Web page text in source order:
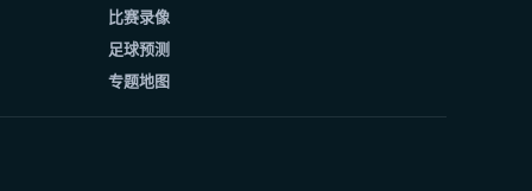
比赛录像
足球预测
专题地图